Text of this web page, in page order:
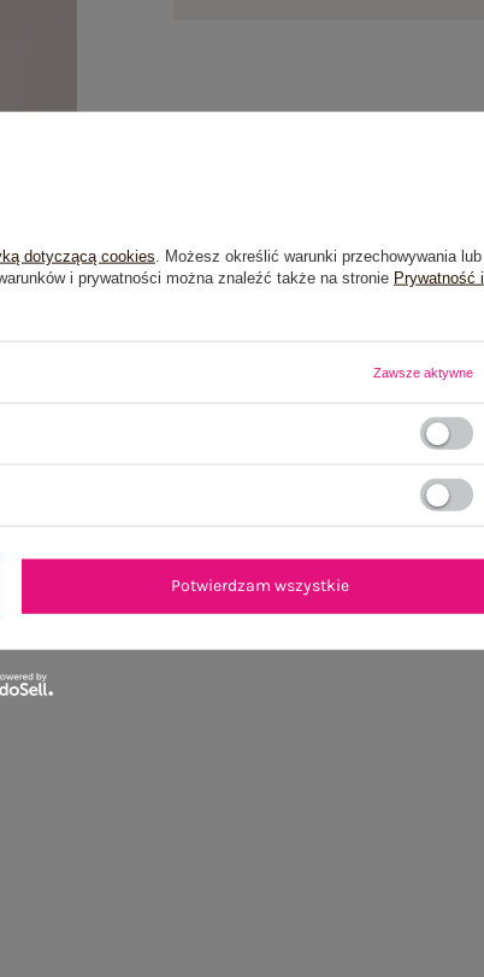
dotyczącą cookies . Możesz określić warunki przechowywania lub
i prywatności można znaleźć także na stronie Prywatność i
Zawsze aktywne
Potwierdzam wszystkie